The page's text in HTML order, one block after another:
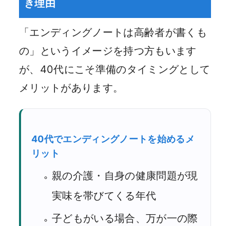
き理由
「エンディングノートは高齢者が書くも
の」というイメージを持つ方もいます
が、40代にこそ準備のタイミングとして
メリットがあります。
40代でエンディングノートを始めるメ
リット
親の介護・自身の健康問題が現
実味を帯びてくる年代
子どもがいる場合、万が一の際